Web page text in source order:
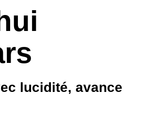
lucidité, avance